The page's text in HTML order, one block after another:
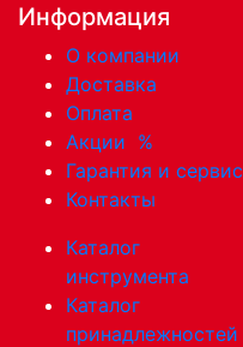
Информация
О компании
Доставка
Оплата
Акции %
Гарантия и сервис
Контакты
Каталог
инструмента
Каталог
принадлежностей